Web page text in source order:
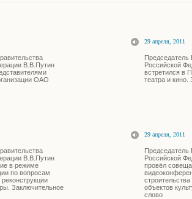
В.В.Путин
ОАО
29 апреля, 2011
Председатель
Российской
встретился в
театра и кино.
В.В.Путин
в режиме
по вопросам
Заключительное
29 апреля, 2011
Председатель
Российской
провёл
объектов
слово